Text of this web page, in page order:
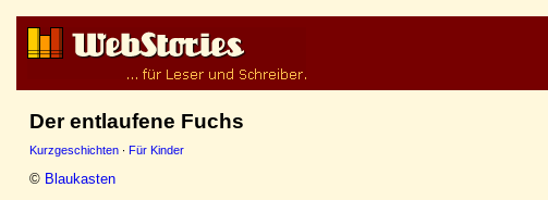
Der entlaufene Fuchs
Kurzgeschichten · Für Kinder
© Blaukasten